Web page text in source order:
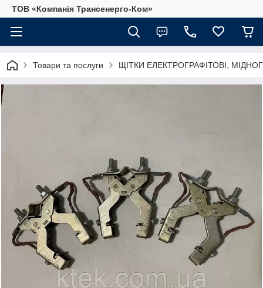
ТОВ «Компанія Трансенерго-Ком»
Товари та послуги ЩІТКИ ЕЛЕКТРОГРАФІТОВІ,